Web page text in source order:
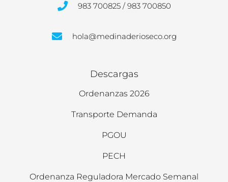
983 700825 / 983 700850
hola@medinaderioseco.org
Descargas
Ordenanzas 2026
Transporte Demanda
PGOU
PECH
Ordenanza Reguladora Mercado Semanal